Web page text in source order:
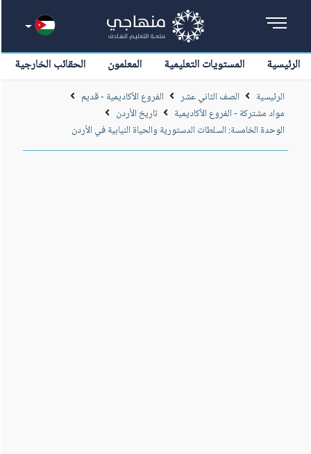
الرئيسية المستويات التعليمية المعلمون الحقائب الخارجية
الرئيسية الصف الثاني عشر
الفروع الأكاديمية - قديم
مواد مشتركة - الفروع الأكاديمية
تاريخ الأردن
الوحدة الخامسة: السلطات الدستورية والحياة النيابية في الأردن